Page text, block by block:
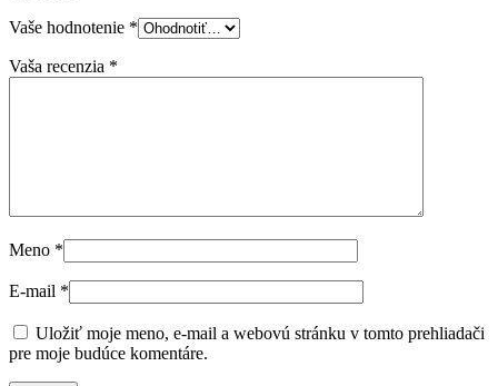
Vaše hodnotenie *
Vaša recenzia *
Meno *
E-mail *
Uložiť moje meno, e-mail a webovú stránku v tomto prehliadači
pre moje budúce komentáre.